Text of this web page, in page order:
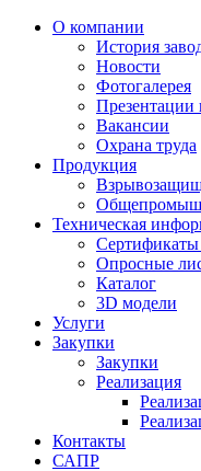
О компании
История
Новости
Фотогалерея
Презентации
Вакансии
Охрана труда
Продукция
Техническая
Опросные
Каталог
3D модели
Услуги
Закупки
Закупки
Реализация
Контакты
САПР